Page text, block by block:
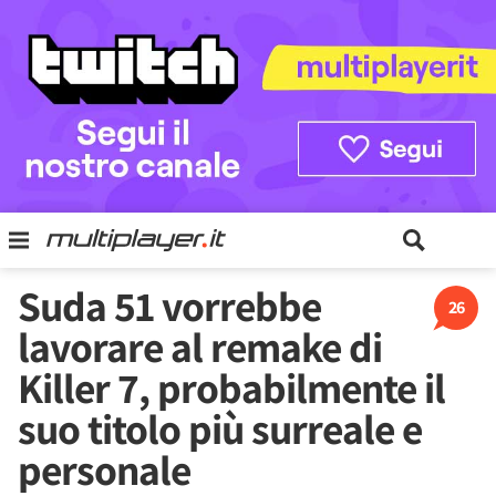
26
Suda 51 vorrebbe
lavorare al remake di
Killer 7, probabilmente il
suo titolo più surreale e
personale